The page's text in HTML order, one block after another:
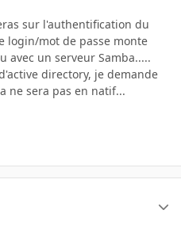
sur l'authentification du
login/mot de passe monte
avec un serveur Samba.....
directory, je demande
ne sera pas en natif...